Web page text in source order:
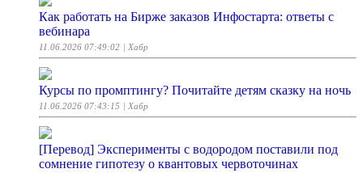
Как работать на Бирже заказов Инфостарта: ответы с
вебинара
11.06.2026 07:49:02 | Хабр
Курсы по промптингу? Почитайте детям сказку на ночь
11.06.2026 07:43:15 | Хабр
[Перевод] Эксперименты с водородом поставили под
сомнение гипотезу о квантовых червоточинах